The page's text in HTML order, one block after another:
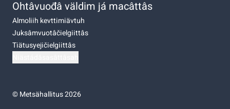
Ohtâvuođâ väldim já macâttâs
Almoliih kevttimiävtuh
Juksâmvuotâčielgiittâs
Tiätusyejičielgiittâs
©Metsähallitus 2026